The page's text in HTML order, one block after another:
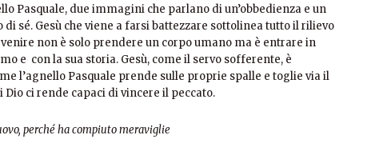
Pasquale, due immagini che parlano di un’obbedienza e un
di sé. Gesù che viene a farsi battezzare sottolinea tutto il rilievo
non è solo prendere un corpo umano ma è entrare in
e con la sua storia. Gesù, come il servo sofferente, è
l’agnello Pasquale prende sulle proprie spalle e toglie via il
Dio ci rende capaci di vincere il peccato.
perché ha compiuto meraviglie